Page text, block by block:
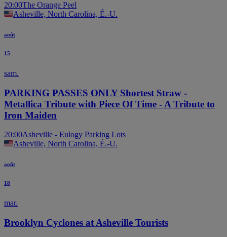
20:00The Orange Peel
Asheville, North Carolina, É.-U.
août
15
sam.
PARKING PASSES ONLY Shortest Straw -
Metallica Tribute with Piece Of Time - A Tribute to
Iron Maiden
20:00Asheville - Eulogy Parking Lots
Asheville, North Carolina, É.-U.
août
18
mar.
Brooklyn Cyclones at Asheville Tourists